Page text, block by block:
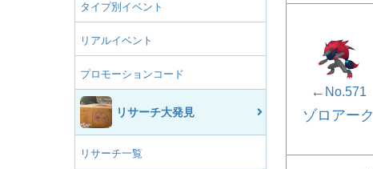
タイプ別イベント
リアルイベント
プロモーションコード
リサーチ大発見
リサーチ一覧
← No.571
ゾロアーク